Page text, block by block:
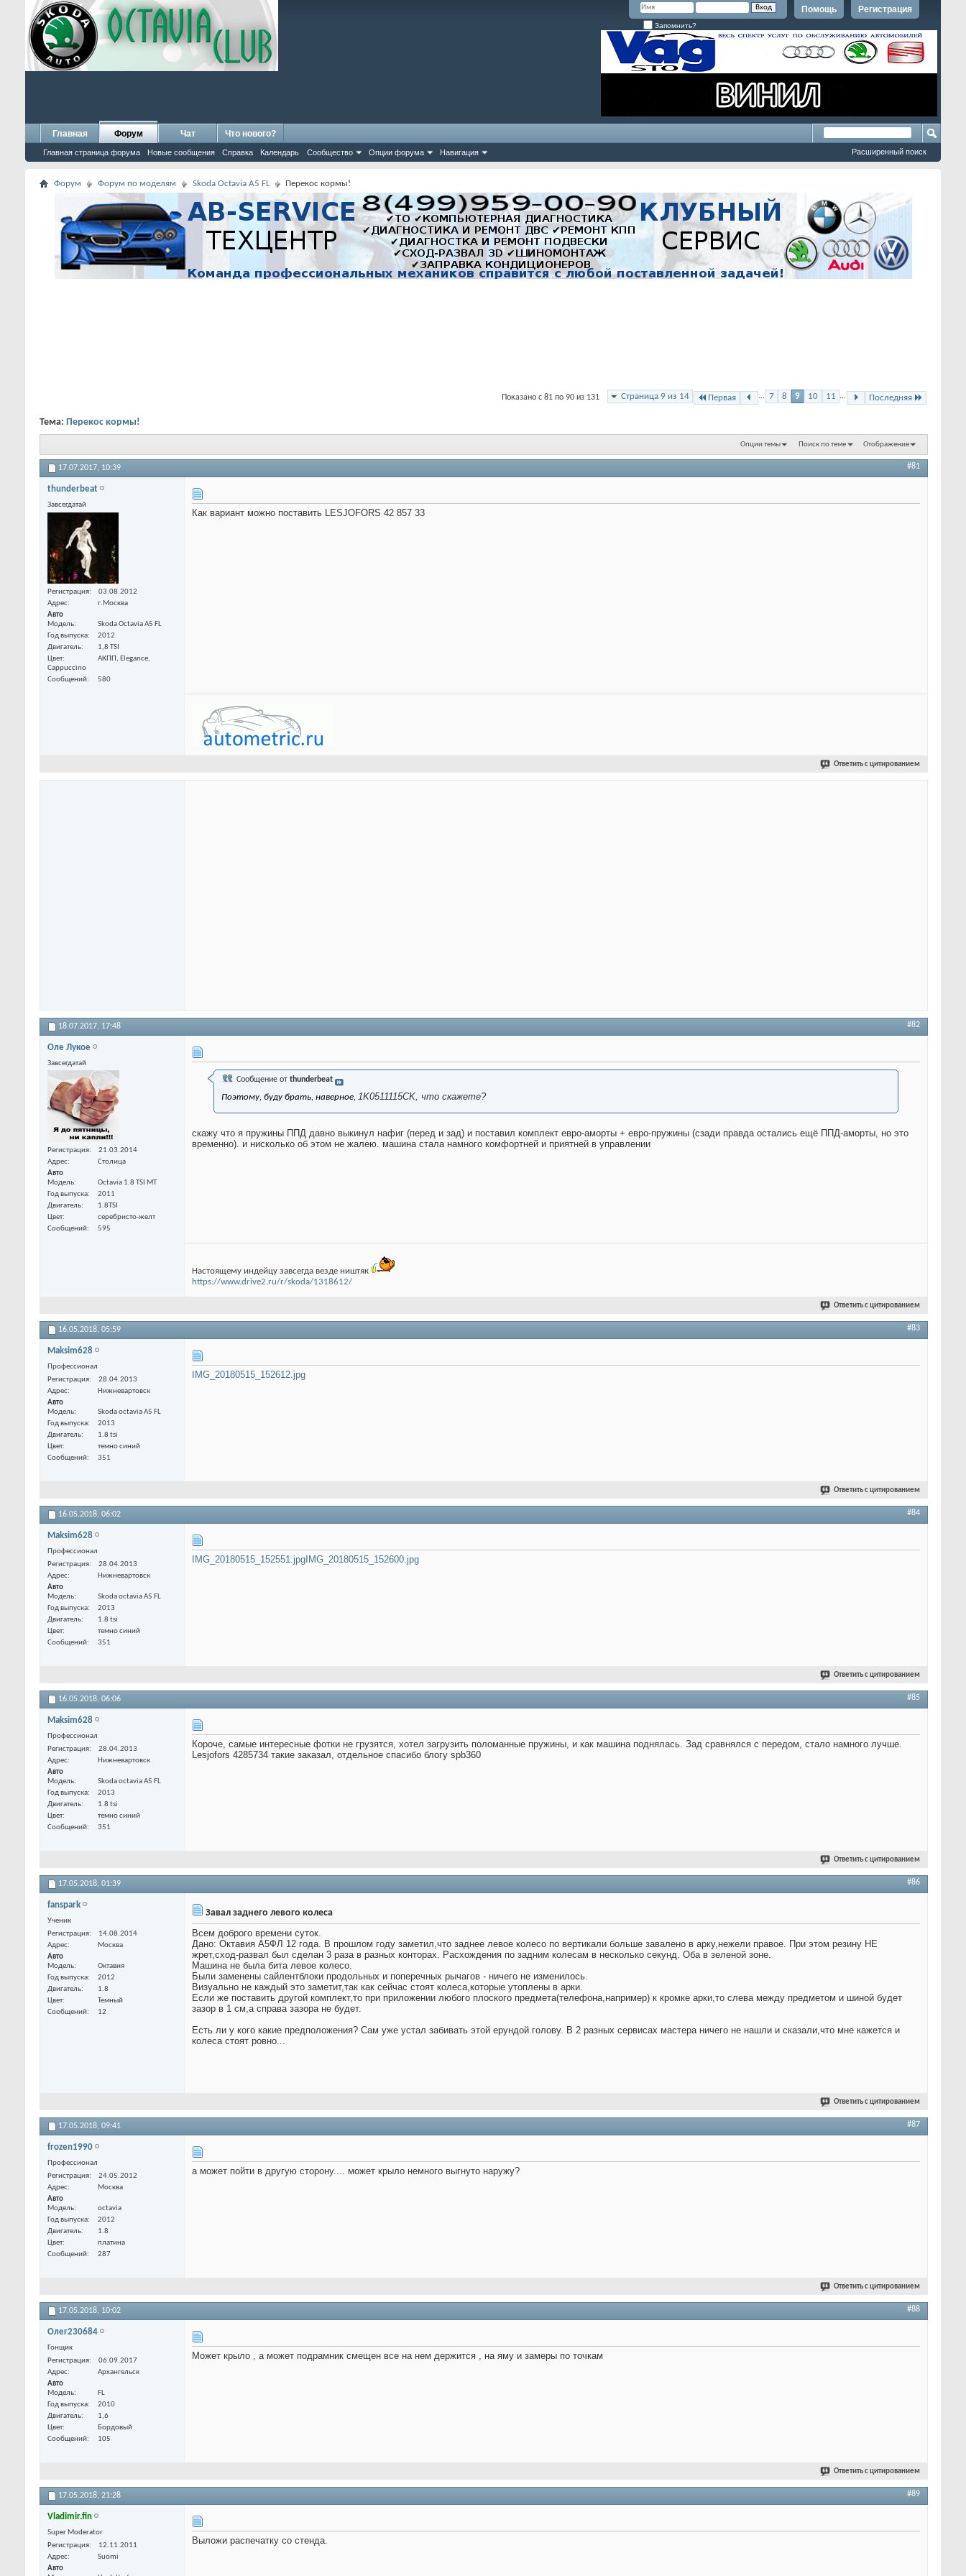
Регистрация
Помощь
Запомнить?
Главная Форум
Главная страница форума Новые сообщения Справка Календарь Сообщество Опции форума Навигация
Чат Что нового?
Расширенный поиск
Форум Форум по моделям Skoda Octavia A5 FL Перекос кормы!
Страница 9 из 14 Первая ... 7 8 9 10 11 ... Последняя
Показано с 81 по 90 из 131
Тема: Перекос кормы!
Опции темы Поиск по теме Отображение
17.07.2017, 10:39 #81
thunderbeat
Завсегдатай
Регистрация
03.08.2012
Адрес
г.Москва
Авто
Модель
Skoda Octavia A5 FL
Год выпуска
2012
Двигатель
1,8 TSI
Цвет
АКПП, Elegance,
Cappuccino
Сообщений
580
Как вариант можно поставить LESJOFORS 42 857 33
Ответить с цитированием
18.07.2017, 17:48 #82
Оле Лукое
Завсегдатай
Регистрация
21.03.2014
Адрес
Столица
Авто
Модель
Octavia 1.8 TSI МТ
Год выпуска
2011
Двигатель
1.8TSI
Цвет
серебристо-желт
Сообщений
595
Сообщение от thunderbeat
Поэтому, буду брать, наверное, 1K0511115CK, что скажете?
скажу что я пружины ППД давно выкинул нафиг (перед и зад) и поставил комплект евро-аморты + евро-пружины (сзади правда остались ещё ППД-аморты, но это
временно). и нисколько об этом не жалею. машина стала намного комфортней и приятней в управлении
Настоящему индейцу завсегда везде ништяк
https://www.drive2.ru/r/skoda/1318612/
Ответить с цитированием
16.05.2018, 05:59 #83
Maksim628
Профессионал
Регистрация
28.04.2013
Адрес
Нижневартовск
Авто
Модель
Skoda octavia A5 FL
Год выпуска
2013
Двигатель
1.8 tsi
Цвет
темно синий
Сообщений
351
IMG_20180515_152612.jpg
Ответить с цитированием
16.05.2018, 06:02 #84
Maksim628
Профессионал
Регистрация
28.04.2013
Адрес
Нижневартовск
Авто
Модель
Skoda octavia A5 FL
Год выпуска
2013
Двигатель
1.8 tsi
Цвет
темно синий
Сообщений
351
IMG_20180515_152551.jpg IMG_20180515_152600.jpg
Ответить с цитированием
16.05.2018, 06:06 #85
Maksim628
Профессионал
Регистрация
28.04.2013
Адрес
Нижневартовск
Авто
Модель
Skoda octavia A5 FL
Год выпуска
2013
Двигатель
1.8 tsi
Цвет
темно синий
Сообщений
351
Короче, самые интересные фотки не грузятся, хотел загрузить поломанные пружины, и как машина поднялась. Зад сравнялся с передом, стало намного лучше.
Lesjofors 4285734 такие заказал, отдельное спасибо блогу spb360
Ответить с цитированием
17.05.2018, 01:39 #86
fanspark
Ученик
Регистрация
14.08.2014
Адрес
Москва
Авто
Модель
Октавия
Год выпуска
2012
Двигатель
1.8
Цвет
Темный
Сообщений
12
Завал заднего левого колеса
Всем доброго времени суток.
Дано: Октавия А5ФЛ 12 года. В прошлом году заметил,что заднее левое колесо по вертикали больше завалено в арку,нежели правое. При этом резину НЕ
жрет,сход-развал был сделан 3 раза в разных конторах. Расхождения по задним колесам в несколько секунд. Оба в зеленой зоне.
Машина не была бита левое колесо.
Были заменены сайлентблоки продольных и поперечных рычагов - ничего не изменилось.
Визуально не каждый это заметит,так как сейчас стоят колеса,которые утоплены в арки.
Если же поставить другой комплект,то при приложении любого плоского предмета(телефона,например) к кромке арки,то слева между предметом и шиной будет
зазор в 1 см,а справа зазора не будет.
Есть ли у кого какие предположения? Сам уже устал забивать этой ерундой голову. В 2 разных сервисах мастера ничего не нашли и сказали,что мне кажется и
колеса стоят ровно...
Ответить с цитированием
17.05.2018, 09:41 #87
frozen1990
Профессионал
Регистрация
24.05.2012
Адрес
Москва
Авто
Модель
octavia
Год выпуска
2012
Двигатель
1.8
Цвет
платина
Сообщений
287
а может пойти в другую сторону.... может крыло немного выгнуто наружу?
Ответить с цитированием
17.05.2018, 10:02 #88
Олег230684
Гонщик
Регистрация
06.09.2017
Адрес
Архангельск
Авто
Модель
FL
Год выпуска
2010
Двигатель
1,6
Цвет
Бордовый
Сообщений
105
Может крыло , а может подрамник смещен все на нем держится , на яму и замеры по точкам
Ответить с цитированием
17.05.2018, 21:28 #89
Vladimir.fin
Super Moderator
Регистрация
12.11.2011
Адрес
Suomi
Авто
Выложи распечатку со стенда.